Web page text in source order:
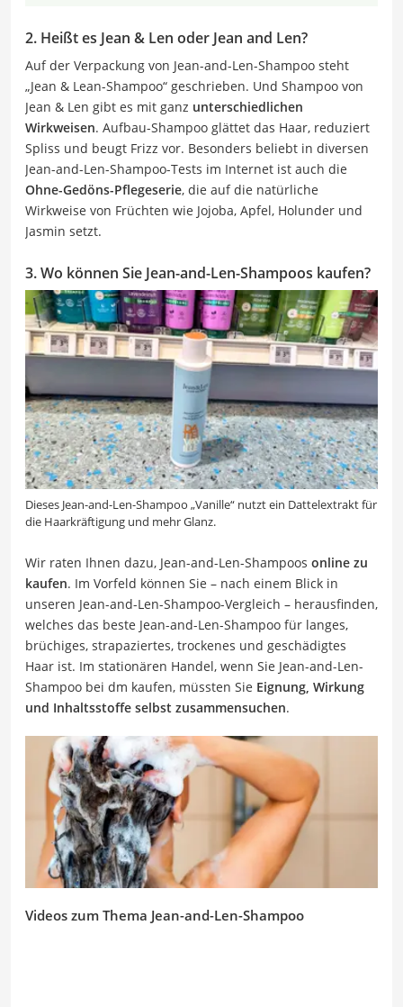
2. Heißt es Jean & Len oder Jean and Len?
Auf der Verpackung von Jean-and-Len-Shampoo steht
„Jean & Lean-Shampoo“ geschrieben. Und Shampoo von
Jean & Len gibt es mit ganz unterschiedlichen
Wirkweisen. Aufbau-Shampoo glättet das Haar, reduziert
Spliss und beugt Frizz vor. Besonders beliebt in diversen
Jean-and-Len-Shampoo-Tests im Internet ist auch die
Ohne-Gedöns-Pflegeserie, die auf die natürliche
Wirkweise von Früchten wie Jojoba, Apfel, Holunder und
Jasmin setzt.
3. Wo können Sie Jean-and-Len-Shampoos kaufen?
Dieses Jean-and-Len-Shampoo „Vanille“ nutzt ein Dattelextrakt für
die Haarkräftigung und mehr Glanz.
Wir raten Ihnen dazu, Jean-and-Len-Shampoos online zu
kaufen. Im Vorfeld können Sie – nach einem Blick in
unseren Jean-and-Len-Shampoo-Vergleich – herausfinden,
welches das beste Jean-and-Len-Shampoo für langes,
brüchiges, strapaziertes, trockenes und geschädigtes
Haar ist. Im stationären Handel, wenn Sie Jean-and-Len-
Shampoo bei dm kaufen, müssten Sie Eignung, Wirkung
und Inhaltsstoffe selbst zusammensuchen.
Videos zum Thema Jean-and-Len-Shampoo